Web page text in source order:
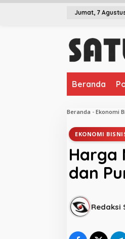
L
Jumat, 7
Beranda
Beranda - Ekonomi
EKONOMI
Harga
dan
Redaksi